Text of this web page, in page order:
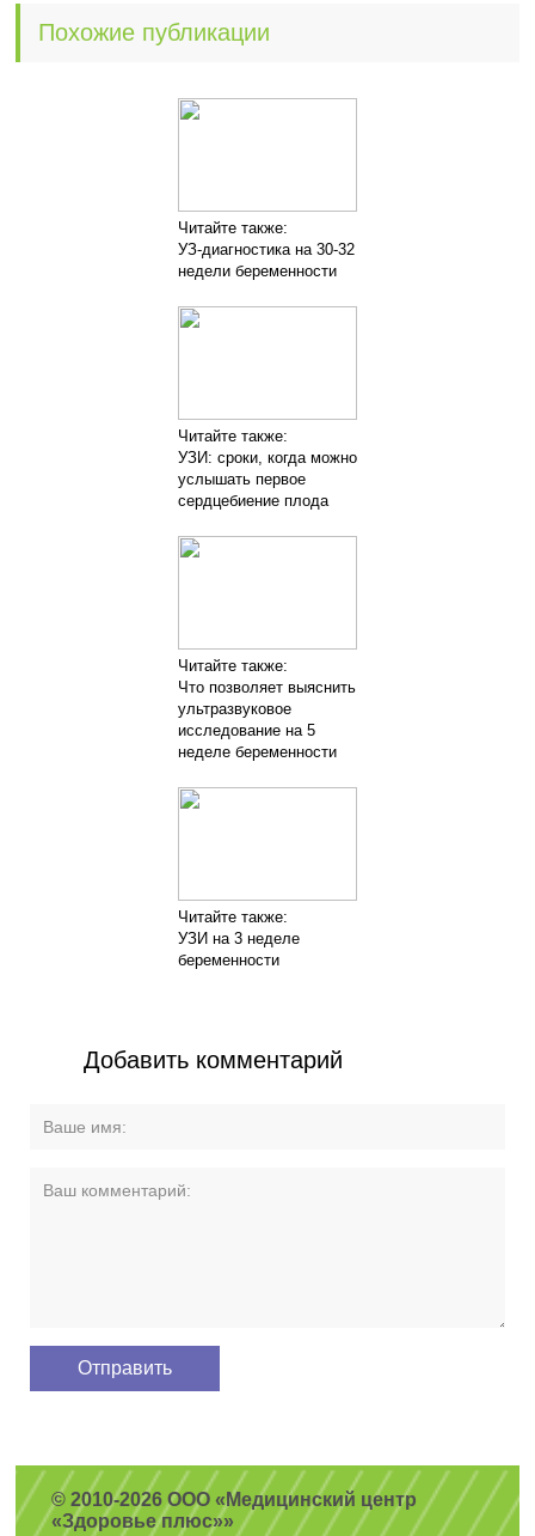
Похожие публикации
Читайте также:
УЗ-диагностика на 30-32
недели беременности
Читайте также:
УЗИ: сроки, когда можно
услышать первое
сердцебиение плода
Читайте также:
Что позволяет выяснить
ультразвуковое
исследование на 5
неделе беременности
Читайте также:
УЗИ на 3 неделе
беременности
Добавить комментарий
© 2010-2026 ООО «Медицинский центр
«Здоровье плюс»»